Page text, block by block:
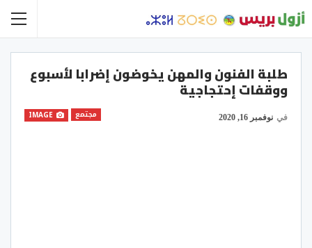
طلبة الفنون والمهن يخوضون إضرابا لأسبوع
ووقفات إحتجاجية
مجتمع في نوفمبر 16, 2020